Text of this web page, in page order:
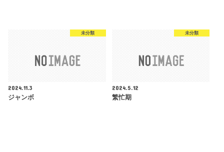
未分類
2024.11.3
ジャンボ
未分類
2024.5.12
繁忙期